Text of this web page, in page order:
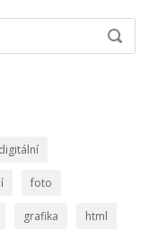
digitální
foto
grafika html